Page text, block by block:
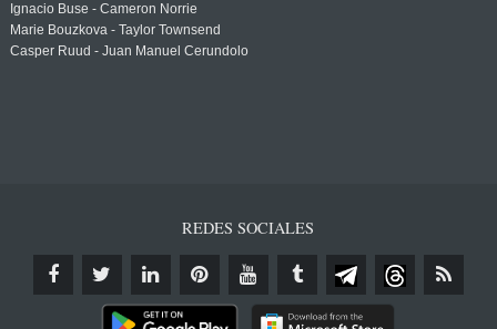
Ignacio Buse - Cameron Norrie
Marie Bouzkova - Taylor Townsend
Casper Ruud - Juan Manuel Cerundolo
REDES SOCIALES